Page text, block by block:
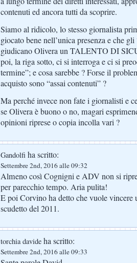
contenuti ed ancora tutti da scoprire.
Siamo al ridicolo, lo stesso giornalista
giocato bene nell’unica presenza e che
giudicano Olivera un TALENTO DI
poi, la riga sotto, ci si interroga e ci si
termine”; e cosa sarebbe ? Forse il
acquisto sono “assai contenuti” ?
Ma perché invece non fate i giornalisti e
se Olivera è buono o no, magari
opinioni riprese o copia incolla vari ?
Gandolfi ha scritto:
Settembre 2nd, 2016 alle 09:32
Almeno così Cognigni e ADV non si
per parecchio tempo. Aria pulita!
E poi Corvino ha detto che vuole vincere
scudetto del 2011.
torchia davide ha scritto:
Settembre 2nd, 2016 alle 09:33